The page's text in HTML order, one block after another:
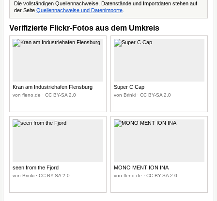
Die vollständigen Quellennachweise, Datenstände und Importdaten stehen auf
der Seite Quellennachweise und Datenimporte
Verifizierte Flickr-Fotos aus dem Umkreis
Kran am Industriehafen Flensburg
von fleno.de · CC BY-SA 2.0
Super C Cap
von Brinki · CC BY-SA 2.0
seen from the Fjord
von Brinki · CC BY-SA 2.0
MONO MENT ION INA
von fleno.de · CC BY-SA 2.0